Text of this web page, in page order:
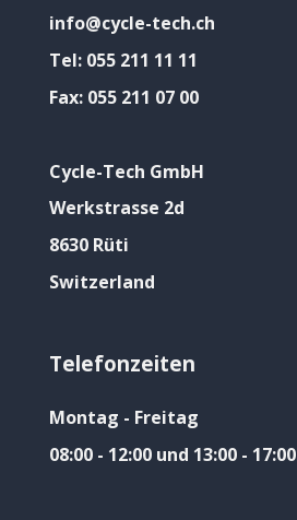
info@cycle-tech.ch
Tel: 055 211 11 11
Fax: 055 211 07 00
Cycle-Tech GmbH
Werkstrasse 2d
8630 Rüti
Switzerland
Telefonzeiten
Montag - Freitag
08:00 - 12:00 und 13:00 - 17:00